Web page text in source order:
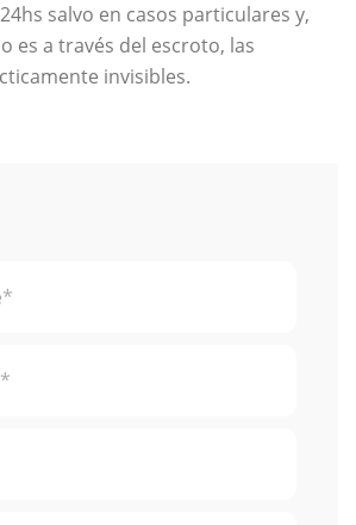
salvo en casos particulares y,
es a través del escroto, las
invisibles.